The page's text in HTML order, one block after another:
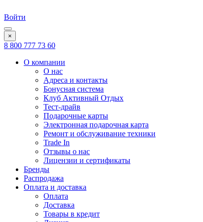
Войти
×
8 800 777 73 60
О компании
О нас
Адреса и контакты
Бонусная система
Клуб Активный Отдых
Тест-драйв
Подарочные карты
Электронная подарочная карта
Ремонт и обслуживание техники
Trade In
Отзывы о нас
Лицензии и сертификаты
Бренды
Распродажа
Оплата и доставка
Оплата
Доставка
Товары в кредит